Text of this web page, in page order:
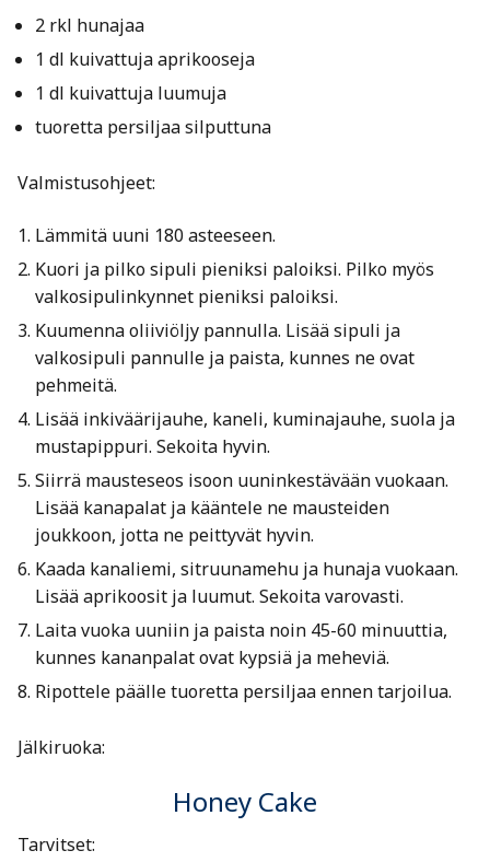
2 rkl hunajaa
1 dl kuivattuja aprikooseja
1 dl kuivattuja luumuja
tuoretta persiljaa silputtuna
Valmistusohjeet:
Lämmitä uuni 180 asteeseen.
Kuori ja pilko sipuli pieniksi paloiksi. Pilko myös
valkosipulinkynnet pieniksi paloiksi.
Kuumenna oliiviöljy pannulla. Lisää sipuli ja
valkosipuli pannulle ja paista, kunnes ne ovat
pehmeitä.
Lisää inkiväärijauhe, kaneli, kuminajauhe, suola ja
mustapippuri. Sekoita hyvin.
Siirrä mausteseos isoon uuninkestävään vuokaan.
Lisää kanapalat ja kääntele ne mausteiden
joukkoon, jotta ne peittyvät hyvin.
Kaada kanaliemi, sitruunamehu ja hunaja vuokaan.
Lisää aprikoosit ja luumut. Sekoita varovasti.
Laita vuoka uuniin ja paista noin 45-60 minuuttia,
kunnes kananpalat ovat kypsiä ja meheviä.
Ripottele päälle tuoretta persiljaa ennen tarjoilua.
Jälkiruoka:
Honey Cake
Tarvitset: